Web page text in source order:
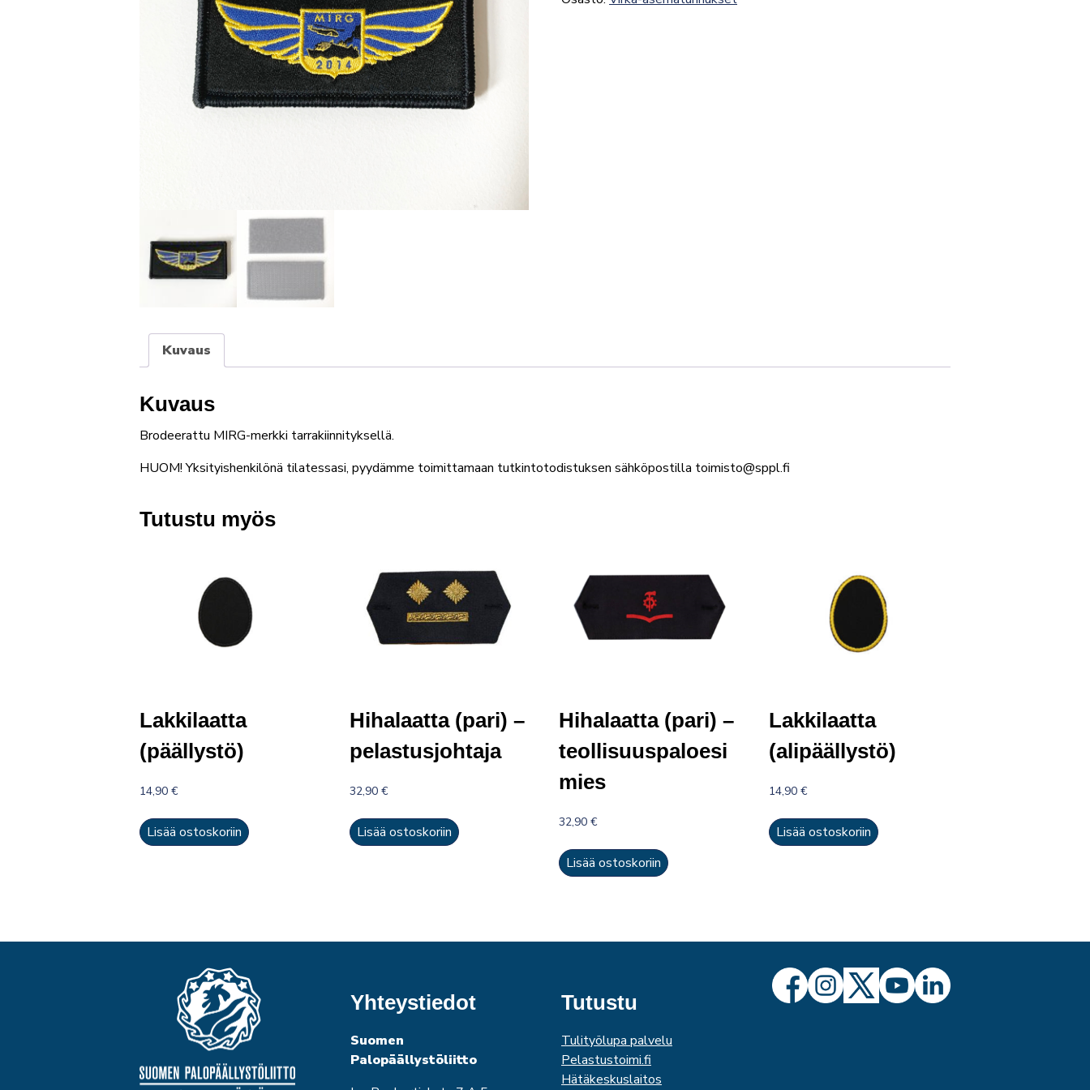
Kuvaus
Kuvaus
Brodeerattu MIRG-merkki tarrakiinnityksellä.
HUOM! Yksityishenkilönä tilatessasi, pyydämme toimittamaan tutkintotodistuksen sähköpostilla toimisto@sppl.fi
Tutustu myös
Lakkilaatta
(päällystö)
14,90 €
Lisää ostoskoriin
Hihalaatta (pari) –
pelastusjohtaja
32,90 €
Lisää ostoskoriin
Hihalaatta (pari) –
teollisuuspaloesi
mies
32,90 €
Lisää ostoskoriin
Lakkilaatta
(alipäällystö)
14,90 €
Lisää ostoskoriin
Yhteystiedot
Suomen
Palopäällystöliitto
Tutustu
Tulityölupa palvelu
Pelastustoimi.fi
Hätäkeskuslaitos